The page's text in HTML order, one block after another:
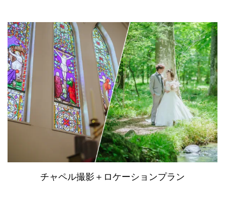
チャペル撮影＋ロケーションプラン